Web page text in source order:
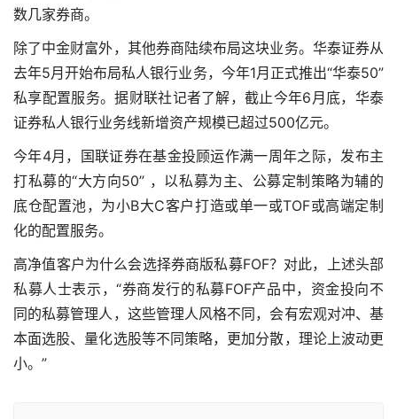
数几家券商。
除了中金财富外，其他券商陆续布局这块业务。华泰证券从
去年5月开始布局私人银行业务，今年1月正式推出“华泰50”
私享配置服务。据财联社记者了解，截止今年6月底，华泰
证券私人银行业务线新增资产规模已超过500亿元。
今年4月，国联证券在基金投顾运作满一周年之际，发布主
打私募的“大方向50” ，以私募为主、公募定制策略为辅的
底仓配置池，为小B大C客户打造或单一或TOF或高端定制
化的配置服务。
高净值客户为什么会选择券商版私募FOF？对此，上述头部
私募人士表示，“券商发行的私募FOF产品中，资金投向不
同的私募管理人，这些管理人风格不同，会有宏观对冲、基
本面选股、量化选股等不同策略，更加分散，理论上波动更
小。”